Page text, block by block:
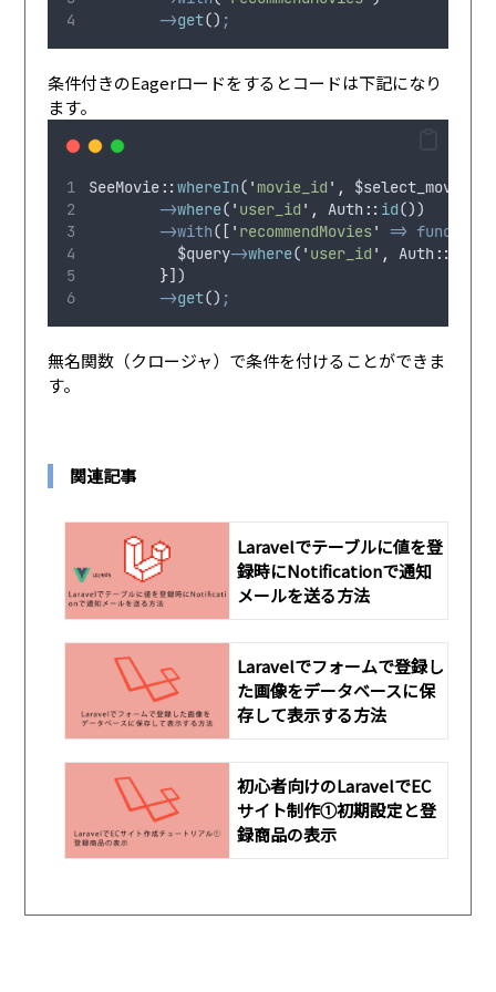
->get() ;
条件付きのEagerロードをするとコードは下記になり
ます。
SeeMovie: : whereIn( ' movie_id ' , $select_movie_id
->where( ' user_id ' , Auth:: id())
->with([ ' recommendMovies' => function
$query->where( ' user_id ' , Auth::
}])
->get() ;
無名関数（クロージャ）で条件を付けることができま
す。
関連記事
Laravelでテーブルに値を登
録時にNotificationで通知
メールを送る方法
Laravelでフォームで登録し
た画像をデータベースに保
存して表示する方法
初心者向けのLaravelでEC
サイト制作①初期設定と登
録商品の表示